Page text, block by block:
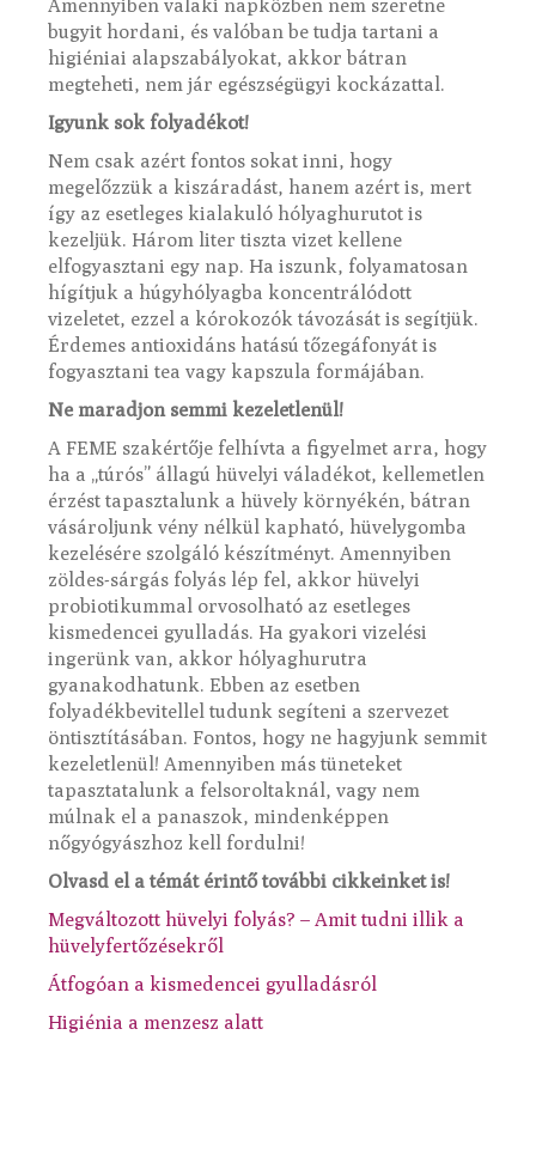
Amennyiben valaki napközben nem szeretne
bugyit hordani, és valóban be tudja tartani a
higiéniai alapszabályokat, akkor bátran
megteheti, nem jár egészségügyi kockázattal.
Igyunk sok folyadékot!
Nem csak azért fontos sokat inni, hogy
megelőzzük a kiszáradást, hanem azért is, mert
így az esetleges kialakuló hólyaghurutot is
kezeljük. Három liter tiszta vizet kellene
elfogyasztani egy nap. Ha iszunk, folyamatosan
hígítjuk a húgyhólyagba koncentrálódott
vizeletet, ezzel a kórokozók távozását is segítjük.
Érdemes antioxidáns hatású tőzegáfonyát is
fogyasztani tea vagy kapszula formájában.
Ne maradjon semmi kezeletlenül!
A FEME szakértője felhívta a figyelmet arra, hogy
ha a „túrós” állagú hüvelyi váladékot, kellemetlen
érzést tapasztalunk a hüvely környékén, bátran
vásároljunk vény nélkül kapható, hüvelygomba
kezelésére szolgáló készítményt. Amennyiben
zöldes-sárgás folyás lép fel, akkor hüvelyi
probiotikummal orvosolható az esetleges
kismedencei gyulladás. Ha gyakori vizelési
ingerünk van, akkor hólyaghurutra
gyanakodhatunk. Ebben az esetben
folyadékbevitellel tudunk segíteni a szervezet
öntisztításában. Fontos, hogy ne hagyjunk semmit
kezeletlenül! Amennyiben más tüneteket
tapasztatalunk a felsoroltaknál, vagy nem
múlnak el a panaszok, mindenképpen
nőgyógyászhoz kell fordulni!
Olvasd el a témát érintő további cikkeinket is!
Megváltozott hüvelyi folyás? – Amit tudni illik a
hüvelyfertőzésekről
Átfogóan a kismedencei gyulladásról
Higiénia a menzesz alatt